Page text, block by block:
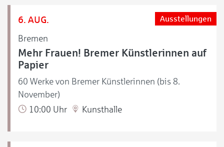
6. AUG.
Bremen
Ausstellungen
Mehr Frauen! Bremer Künstlerinnen auf
Papier
60 Werke von Bremer Künstlerinnen (bis 8.
November)
10:00 Uhr
Kunsthalle